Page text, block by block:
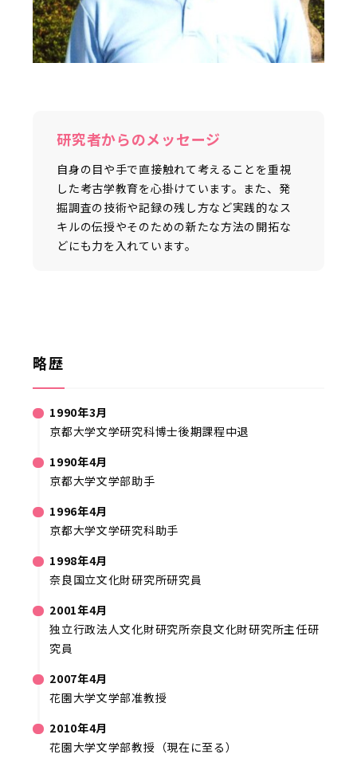
研究者からのメッセージ
自身の目や手で直接触れて考えることを重視
した考古学教育を心掛けています。また、発
掘調査の技術や記録の残し方など実践的なス
キルの伝授やそのための新たな方法の開拓な
どにも力を入れています。
略歴
1990年3月
京都大学文学研究科博士後期課程中退
1990年4月
京都大学文学部助手
1996年4月
京都大学文学研究科助手
1998年4月
奈良国立文化財研究所研究員
2001年4月
独立行政法人文化財研究所奈良文化財研究所主任研
究員
2007年4月
花園大学文学部准教授
2010年4月
花園大学文学部教授（現在に至る）